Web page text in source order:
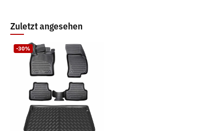
Zuletzt angesehen
-30%